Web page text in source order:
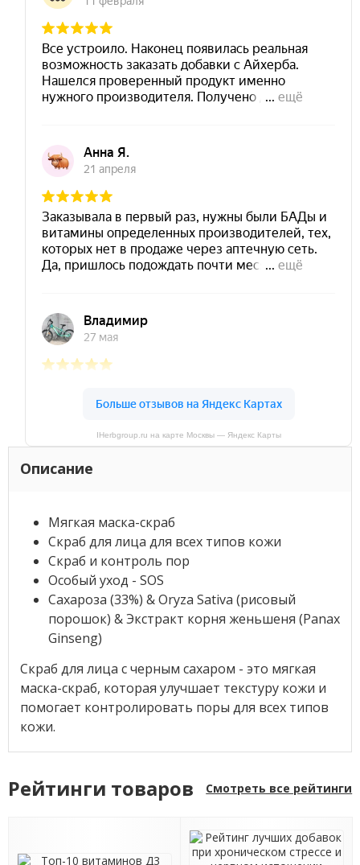
IHerbgroup.ru на карте Москвы — Яндекс Карты
Описание
Мягкая маска-скраб
Скраб для лица для всех типов кожи
Скраб и контроль пор
Особый уход - SOS
Сахароза (33%) & Oryza Sativa (рисовый
порошок) & Экстракт корня женьшеня (Panax
Ginseng)
Скраб для лица с черным сахаром - это мягкая
маска-скраб, которая улучшает текстуру кожи и
помогает контролировать поры для всех типов
кожи.
Рейтинги товаров Смотреть все рейтинги